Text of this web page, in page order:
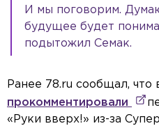
И мы поговорим.
будущее будет
подытожил Семак.
Ранее 78.ru сообщал, что
прокомментировали
«Руки вверх!» из-за